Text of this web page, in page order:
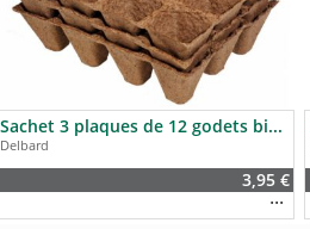
Sachet 3 plaques de 12 godets biodégradables carrés 5cm - Delbard ..
Delbard
3,95 €